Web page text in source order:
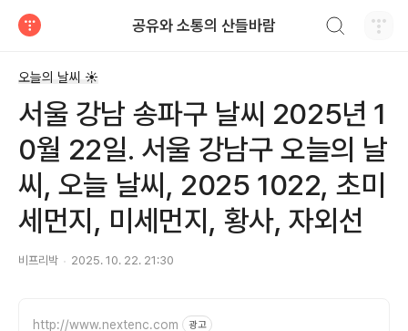
공유와 소통의 산들바람
오늘의 날씨 ☀
서울 강남 송파구 날씨 2025년 1
0월 22일. 서울 강남구 오늘의 날
씨, 오늘 날씨, 2025 1022, 초미
세먼지, 미세먼지, 황사, 자외선
비프리박 2025. 10. 22. 21:30
http://www.nextenc.com 광고